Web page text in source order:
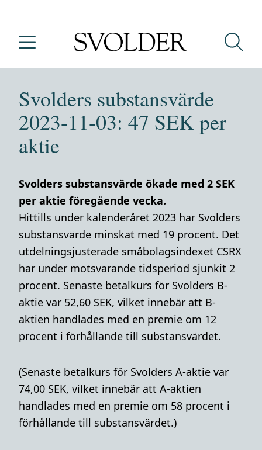
Svolders substansvärde
2023-11-03: 47 SEK per
aktie
Svolders substansvärde ökade med 2 SEK
per aktie föregående vecka.
Hittills under kalenderåret 2023 har Svolders
substansvärde minskat med 19 procent. Det
utdelningsjusterade småbolagsindexet CSRX
har under motsvarande tidsperiod sjunkit 2
procent. Senaste betalkurs för Svolders B-
aktie var 52,60 SEK, vilket innebär att B-
aktien handlades med en premie om 12
procent i förhållande till substansvärdet.
(Senaste betalkurs för Svolders A-aktie var
74,00 SEK, vilket innebär att A-aktien
handlades med en premie om 58 procent i
förhållande till substansvärdet.)